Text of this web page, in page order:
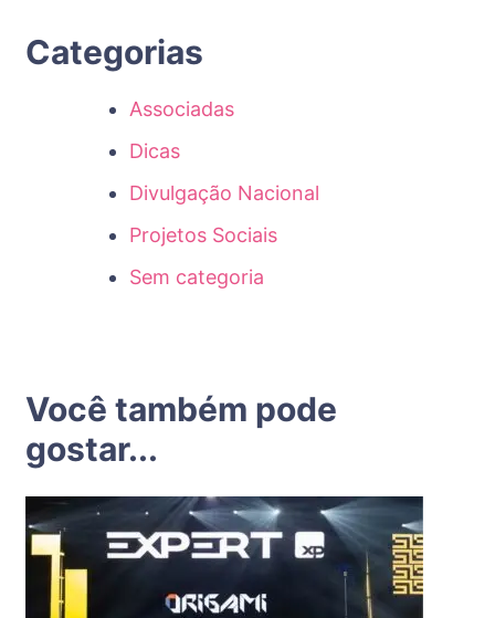
Categorias
Associadas
Dicas
Divulgação Nacional
Projetos Sociais
Sem categoria
Você também pode
gostar...